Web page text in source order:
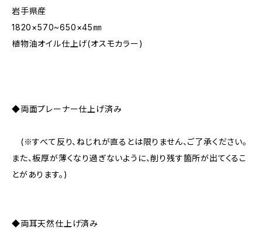
岩手県産
1820×570~650×45㎜
植物油オイル仕上げ(オスモカラー)
◆両面プレーナー仕上げ済み
(※すべて反り、ねじれが直るとは限りません、ご了承ください。
また、板厚が薄くなり過ぎないように、削り残す箇所が出てくるこ
とがあります。)
◆両耳天然仕上げ済み